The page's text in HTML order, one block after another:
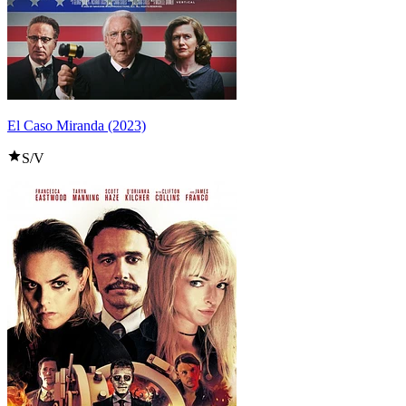
El Caso Miranda (2023)
S/V